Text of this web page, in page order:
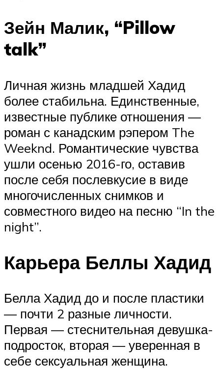
Зейн Малик, “Pillow
talk”
Личная жизнь младшей Хадид
более стабильна. Единственные,
известные публике отношения —
роман с канадским рэпером The
Weeknd. Романтические чувства
ушли осенью 2016-го, оставив
после себя послевкусие в виде
многочисленных снимков и
совместного видео на песню “In the
night”.
Карьера Беллы Хадид
Белла Хадид до и после пластики
— почти 2 разные личности.
Первая — стеснительная девушка-
подросток, вторая — уверенная в
себе сексуальная женщина.